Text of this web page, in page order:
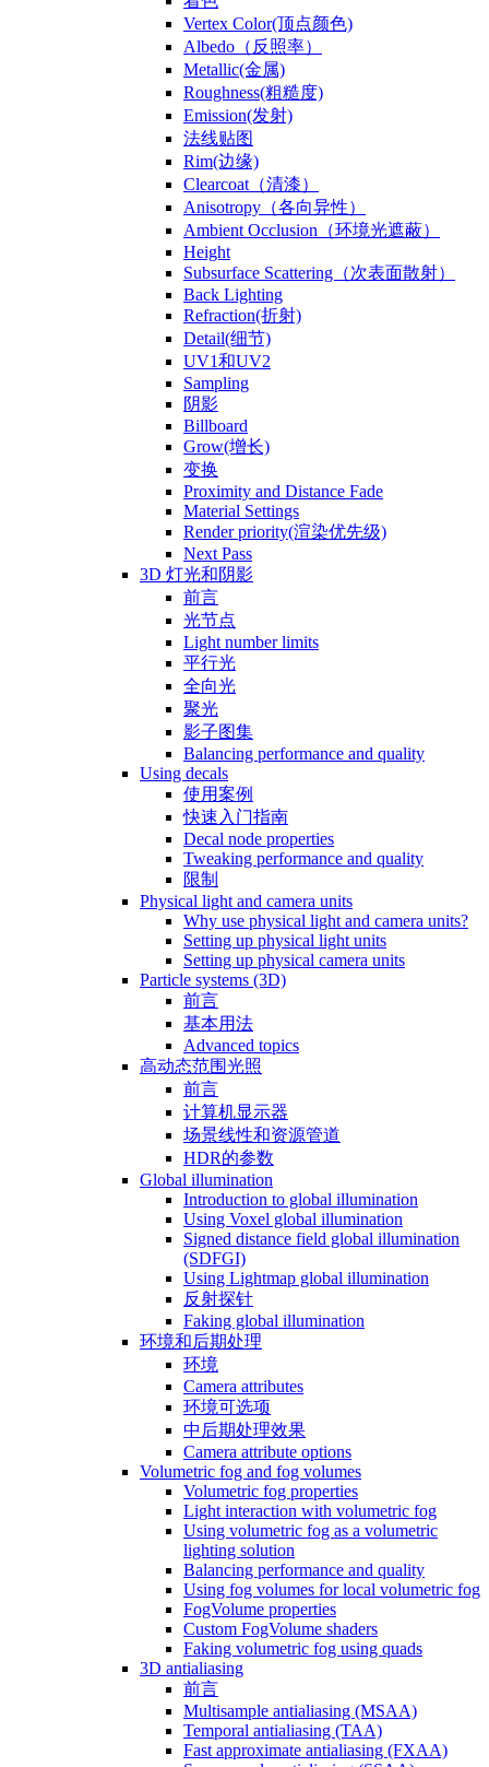
Vertex Color(顶点颜色)
Albedo（反照率）
Metallic(金属)
Roughness(粗糙度)
Emission(发射)
法线贴图
Rim(边缘)
Clearcoat（清漆）
Anisotropy（各向异性）
Ambient Occlusion（环境光遮蔽）
Height
Subsurface Scattering（次表面散射）
Back Lighting
Refraction(折射)
Detail(细节)
UV1和UV2
Sampling
阴影
Billboard
Grow(增长)
变换
Proximity and Distance Fade
Material Settings
Render priority(渲染优先级)
Next Pass
3D 灯光和阴影
前言
光节点
Light number limits
平行光
全向光
聚光
影子图集
Balancing performance and quality
Using decals
使用案例
快速入门指南
Decal node properties
Tweaking performance and quality
限制
Physical light and camera units
Why use physical light and camera units?
Setting up physical light units
Setting up physical camera units
Particle systems (3D)
前言
基本用法
Advanced topics
高动态范围光照
前言
计算机显示器
场景线性和资源管道
HDR的参数
Global illumination
Introduction to global illumination
Using Voxel global illumination
Signed distance field global illumination
(SDFGI)
Using Lightmap global illumination
反射探针
Faking global illumination
环境和后期处理
环境
Camera attributes
环境可选项
中后期处理效果
Camera attribute options
Volumetric fog and fog volumes
Volumetric fog properties
Light interaction with volumetric fog
Using volumetric fog as a volumetric
lighting solution
Balancing performance and quality
Using fog volumes for local volumetric fog
FogVolume properties
Custom FogVolume shaders
Faking volumetric fog using quads
3D antialiasing
前言
Multisample antialiasing (MSAA)
Temporal antialiasing (TAA)
Fast approximate antialiasing (FXAA)